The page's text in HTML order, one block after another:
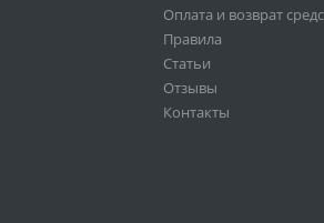
Оплата и возврат
Правила
Статьи
Отзывы
Контакты